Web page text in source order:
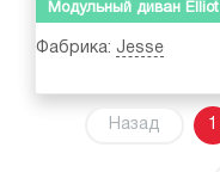
Модульный диван Elliot
Фабрика: Jesse
Назад 1